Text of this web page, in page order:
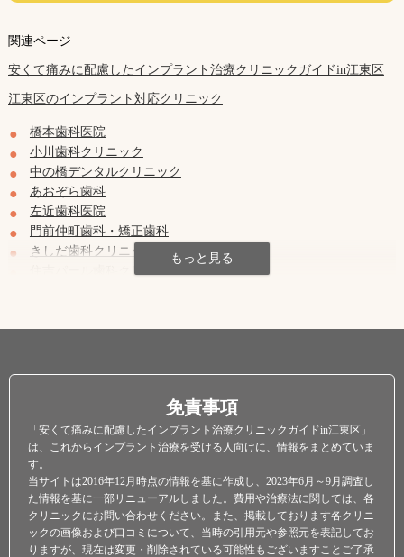
関連ページ
安くて痛みに配慮したインプラント治療クリニックガイドin江東区
江東区のインプラント対応クリニック
橋本歯科医院
小川歯科クリニック
中の橋デンタルクリニック
あおぞら歯科
左近歯科医院
門前仲町歯科・矯正歯科
きしだ歯科クリニック
免責事項
「安くて痛みに配慮したインプラント治療クリニックガイドin江東区」
は、これからインプラント治療を受ける人向けに、情報をまとめていま
す。
当サイトは2016年12月時点の情報を基に作成し、2023年6月～9月調査し
た情報を基に一部リニューアルしました。費用や治療法に関しては、各
クリニックにお問い合わせください。また、掲載しております各クリニ
ックの画像および口コミについて、当時の引用元や参照元を表記してお
りますが、現在は変更・削除されている可能性もございますことご了承